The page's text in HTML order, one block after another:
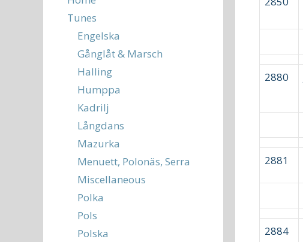
2880
2881
2884
Tunes
Engelska
Gånglåt & Marsch
Halling
Humppa
Kadrilj
Långdans
Mazurka
Menuett, Polonäs, Serra
Miscellaneous
Polka
Pols
Polska